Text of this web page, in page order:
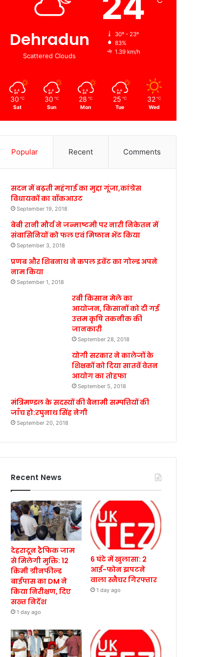
Dehradun
Scattered Clouds
30º - 23º
83%
1.39 km/h
30 ℃
Sat
30 ℃
Sun
28 ℃
Mon
25 ℃
Tue
32 ℃
Wed
Popular Recent Comments
सदन में बढ़ती महंगाई का मुद्दा गूंजा,कांग्रेस
विधायकों का वॉकआउट
September 19, 2018
बेबी रानी मौर्य ने जन्माष्टमी पर नारी निकेतन में
संवासिनियों को फल एवं मिष्ठान भेंट किया
September 3, 2018
प्रणब और शिबनाथ ने कपल इवेंट का गोल्ड अपने
नाम किया
September 1, 2018
रबी किसान मेले का
आयोजन, किसानों को दी गई
उत्तम कृषि तकनीक की
जानकारी
September 28, 2018
योगी सरकार ने कालेजों के
शिक्षकों को दिया सातवें वेतन
आयोग का तोहफा
September 5, 2018
मंत्रिमण्डल के सदस्यों की बैनामी सम्पत्तियों की
जाँच हो:रघुनाथ सिंह नेगी
September 20, 2018
Recent News
देहरादून ट्रैफिक जाम
से मिलेगी मुक्ति: 12
किमी ग्रीनफील्ड
बाईपास का DM ने
किया निरीक्षण, दिए
सख्त निर्देश
1 day ago
6 घंटे में खुलासा: 2
आई-फोन झपटने
वाला स्नैचर गिरफ्तार
1 day ago